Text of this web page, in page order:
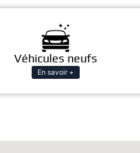
Véhicules neufs
En savoir +